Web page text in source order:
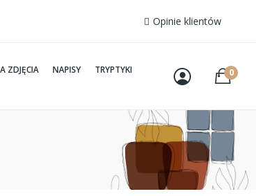
Opinie klientów
ZDJĘCIA NAPISY
TRYPTYKI
0